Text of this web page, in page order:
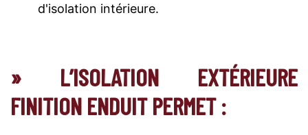
d'isolation intérieure.
» L’ISOLATION EXTÉRIEURE
FINITION ENDUIT PERMET :